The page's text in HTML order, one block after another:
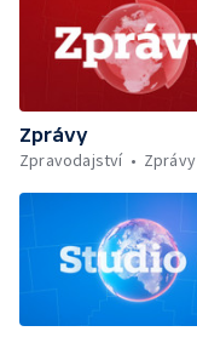
Zprávy
Zpravodajství
Zprávy